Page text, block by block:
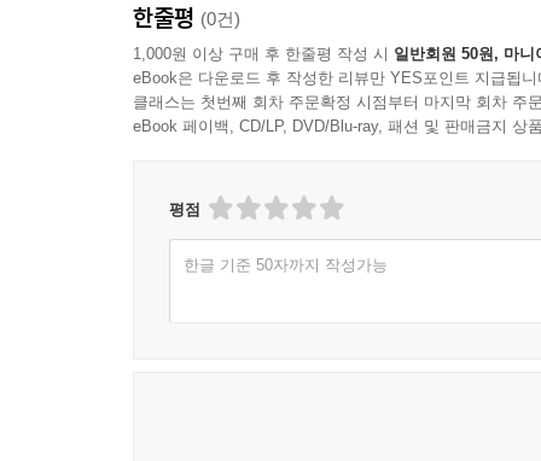
‘에코 소셜 액션’는 환경에 관심을 가지고, 환경
일에 누구보다 진심인 캡틴에코 저스틴이 학교와
한줄평 (0건)
1,000원 이상 구매 후 한줄평 작성 시 일반회원 50원, 마니
eBook은 다운로드 후 작성한 리뷰만 YES포인트 지급됩니
클래스는 첫번째 회차 주문확정 시점부터 마지막 회차 주
eBook 페이백, CD/LP, DVD/Blu-ray, 패션 및 판매금지 상
평점
한글 기준 50자까지 작성가능